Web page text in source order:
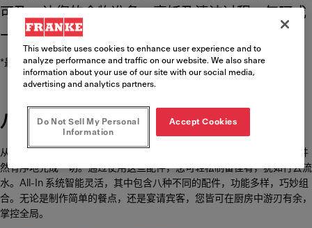
可及，让您的食物准备、烹饪及清洁过程一气呵成
—— 为您带来前所未有的流畅体验。
*最大款度 540 毫米
八大配件，巧妙组合
从为全家准备早餐，到举办温馨的晚宴派对，All-In 配件让您在厨房中井
然有序地完成一切。通过使用这些配件，您可轻松制备佳肴，犹如行云流
水。All-In 系统智能灵活，其中包含八种不同的配件，功能多样，巧妙组
合。无论是制作简单的餐点，还是宴请宾客，您皆可在厨房中游刃有余，
掌控全局。
This website uses cookies to enhance user experience and to
analyze performance and traffic on our website. We also share
information about your use of our site with our social media,
advertising and analytics partners.
Do Not Sell My Personal
Information
Accept Cookies